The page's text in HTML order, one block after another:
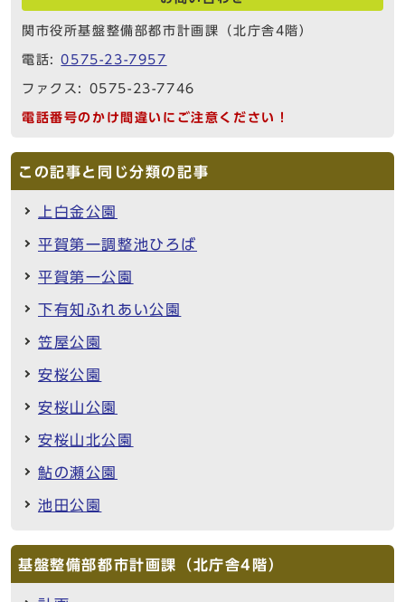
関市役所基盤整備部都市計画課（北庁舎4階）
電話:0575-23-7957
ファクス: 0575-23-7746
電話番号のかけ間違いにご注意ください！
この記事と同じ分類の記事
上白金公園
平賀第一調整池ひろば
平賀第一公園
下有知ふれあい公園
笠屋公園
安桜公園
安桜山公園
安桜山北公園
鮎の瀬公園
池田公園
基盤整備部都市計画課（北庁舎4階）